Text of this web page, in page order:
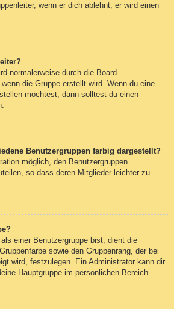
wenn er dich ablehnt, er wird einen
normalerweise durch die Board-
die Gruppe erstellt wird. Wenn du eine
möchtest, dann solltest du einen
Benutzergruppen farbig dargestellt?
möglich, den Benutzergruppen
so dass deren Mitglieder leichter zu
einer Benutzergruppe bist, dient die
sowie den Gruppenrang, der bei
wird, festzulegen. Ein Administrator kann dir
Hauptgruppe im persönlichen Bereich